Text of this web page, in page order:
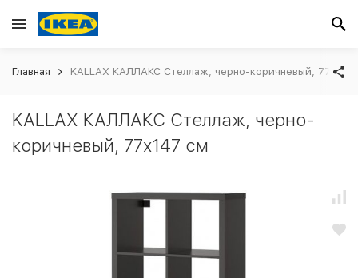
Главная KALLAX КАЛЛАКС Стеллаж, черно-коричневый,
KALLAX КАЛЛАКС Стеллаж, черно-
коричневый, 77x147 см